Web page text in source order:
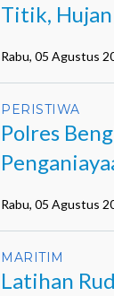
Titik,
Rabu, 05 Agustus
PERISTIWA
Polres
Rabu, 05 Agustus
MARITIM
Latihan